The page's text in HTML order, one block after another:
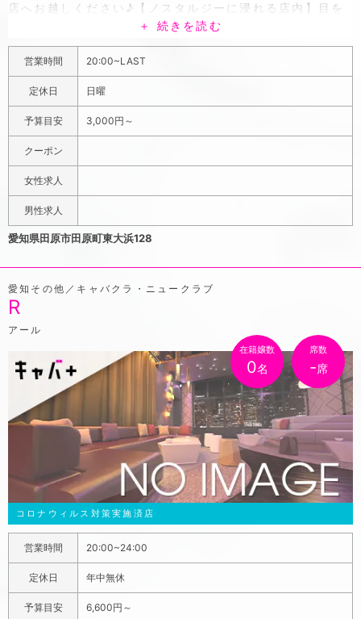
店へお越しください♪【ノスタルジーに浸れる店内】目を
引く赤色のソファ。ベルベットの生地が心地良く、深く腰
掛ければあなたの疲れも癒されます♪広々とした造りの店
内は息苦しさを感じず、思う存分羽を伸ばしお寛ぎ頂けま
す。雰囲気は地元の飲み処といった感じで、女性のお客様
もいらっしゃるほど!!どんな方でも馴染みやすいアットホ
ームなお店です。もちろん、一見さんも大歓迎!居心地の
悪さを感じさせません!【安心の料金】料金は「1set
3,000円ポッキリ」!分かりやすい&お手頃な値段で飲めま
す♪女性のお客様は更に1,000円引き!「今日は飲みたい気
分だなぁ~」と思った時に気軽に寄れるそんなお店です!是
非一度お越しください♪
＋ 続きを読む
営業時間 20:00~LAST
定休日 日曜
予算目安 3,000円～
クーポン
女性求人
男性求人
愛知県田原市田原町東大浜128
愛知その他／キャバクラ・ニュークラブ
R
アール
在籍嬢数
0名
席数
-席
コロナウィルス対策実施済店
営業時間 20:00~24:00
定休日 年中無休
予算目安 6,600円～